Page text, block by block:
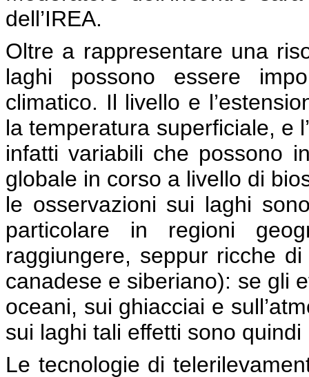
dell’IREA.
Oltre a rappresentare una
laghi possono essere
climatico. Il livello e
la temperatura superficiale, e
infatti variabili che possono
globale in corso a livello di
le osservazioni sui laghi
particolare in regioni
raggiungere, seppur ricche
canadese e siberiano): se gli
oceani, sui ghiacciai e
sui laghi tali effetti sono
Le tecnologie di